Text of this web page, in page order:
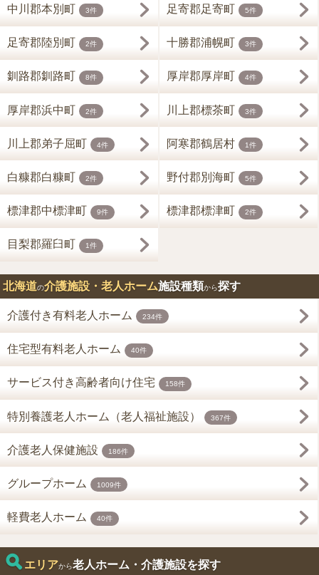
中川郡本別町 3件 足寄郡足寄町 5件
足寄郡陸別町 2件 十勝郡浦幌町 3件
釧路郡釧路町 8件 厚岸郡厚岸町 4件
厚岸郡浜中町 2件 川上郡標茶町 3件
川上郡弟子屈町 4件 阿寒郡鶴居村 1件
白糠郡白糠町 2件 野付郡別海町 5件
標津郡中標津町 9件 標津郡標津町 2件
目梨郡羅臼町 1件
北海道の介護施設・老人ホーム施設種類から探す
介護付き有料老人ホーム 234件
住宅型有料老人ホーム 40件
サービス付き高齢者向け住宅 158件
特別養護老人ホーム（老人福祉施設） 367件
介護老人保健施設 186件
グループホーム 1009件
軽費老人ホーム 40件
エリアから老人ホーム・介護施設を探す